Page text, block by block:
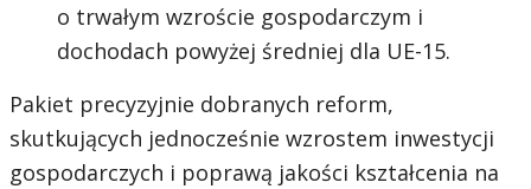
o trwałym wzroście gospodarczym i
dochodach powyżej średniej dla UE-15.
Pakiet precyzyjnie dobranych reform,
skutkujących jednocześnie wzrostem inwestycji
gospodarczych i poprawą jakości kształcenia na